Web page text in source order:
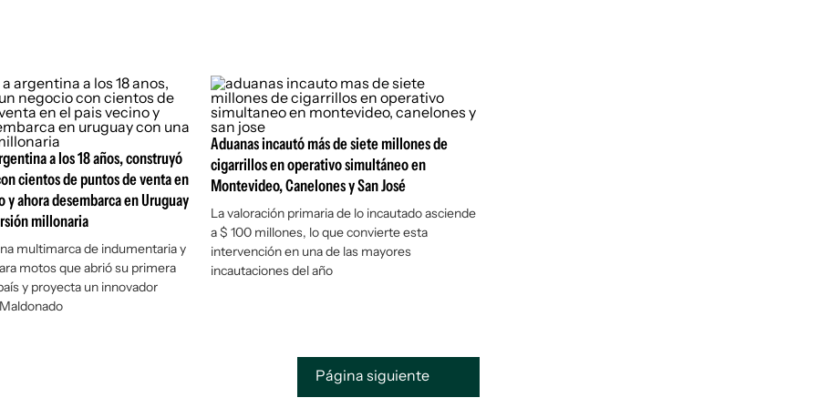
a los 18 años, construyó
cientos de puntos de venta en
y ahora desembarca en Uruguay
millonaria
multimarca de indumentaria y
motos que abrió su primera
y proyecta un innovador
Aduanas incautó más de siete millones de
cigarrillos en operativo simultáneo en
Montevideo, Canelones y San José
La valoración primaria de lo incautado asciende
a $ 100 millones, lo que convierte esta
intervención en una de las mayores
incautaciones del año
Página siguiente